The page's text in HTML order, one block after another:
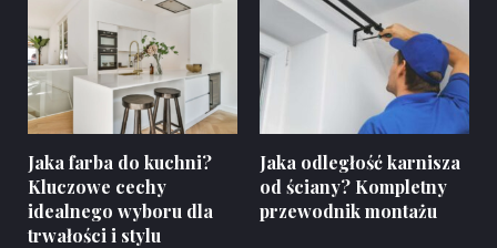
Jaka farba do kuchni?
Kluczowe cechy
idealnego wyboru dla
trwałości i stylu
Jaka odległość karnisza
od ściany? Kompletny
przewodnik montażu